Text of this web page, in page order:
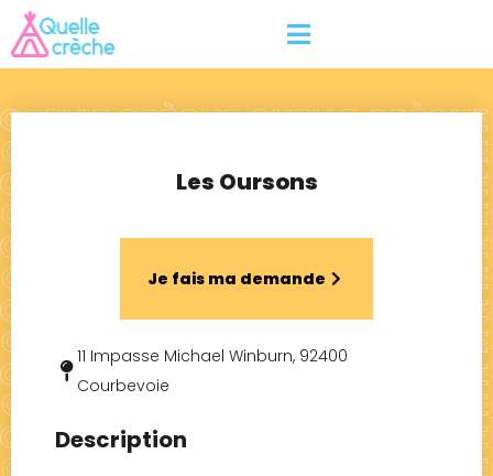
Les Oursons
Je fais ma demande
11 Impasse Michael Winburn, 92400
Courbevoie
Description